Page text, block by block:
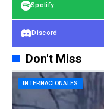
Spotify
Discord
Don't Miss
INTERNACIONALES